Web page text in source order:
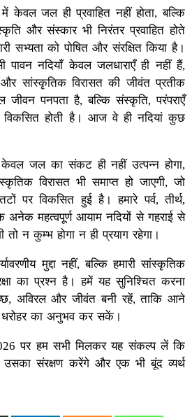
केवल जल ही प्रवाहित नहीं होता, बल्कि
और संस्कार भी निरंतर प्रवाहित होते
सभ्यता को पोषित और संरक्षित किया है।
पावन नदियाँ केवल जलधाराएँ ही नहीं हैं,
सांस्कृतिक विरासत की जीवंत प्रतीक
पनपता है, बल्कि संस्कृति, परंपराएँ
होती है। आज वे ही नदियां कुछ
केवल जल का संकट ही नहीं उत्पन्न होगा,
विरासत भी समाप्त हो जाएगी, जो
पर विकसित हुई है। हमारे पर्व, तीर्थ,
महत्वपूर्ण आयाम नदियों से गहराई से
तो न कुम्भ होगा न ही प्रयाग रहेगा।
मुद्दा नहीं, बल्कि हमारी सांस्कृतिक
का प्रश्न है। हमें यह सुनिश्चित करना
अविरल और जीवंत बनी रहें, ताकि आने
धरोहर का अनुभव कर सकें।
पर हम सभी मिलकर यह संकल्प लें कि
संरक्षण करेंगे और एक भी बूंद व्यर्थ